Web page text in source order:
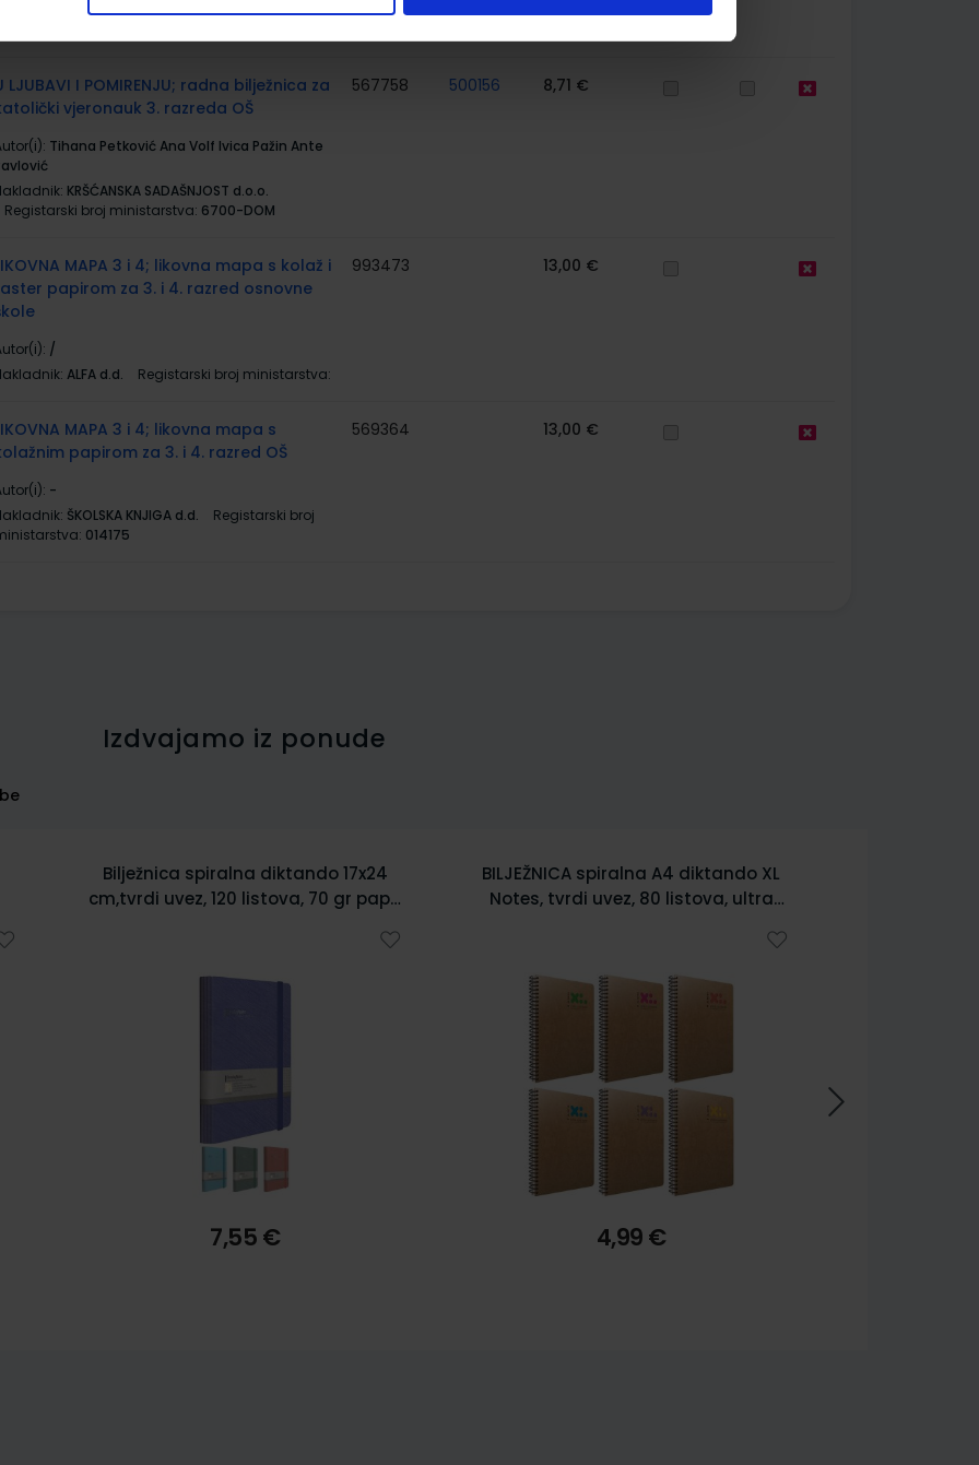
KRŠĆANSKA SADAŠNJOST d.o.o.
LJUBAVI I POMIRENJU; radna bilježnica za
vjeronauk 3. razreda OŠ
Tihana Petković Ana Volf Ivica Pažin Ante
KRŠĆANSKA SADAŠNJOST d.o.o.
Registarski broj ministarstva: 6700-DOM
567758 500156 8,71 €
MAPA 3 i 4; likovna mapa s kolaž i
papirom za 3. i 4. razred osnovne
/
ALFA d.d. Registarski broj ministarstva:
993473 13,00 €
MAPA 3 i 4; likovna mapa s
papirom za 3. i 4. razred OŠ
-
ŠKOLSKA KNJIGA d.d.
Registarski broj
014175
569364 13,00 €
Izdvajamo iz ponude
BILJEŽNICA spiralna A4 diktando XL
Notes, tvrdi uvez, 80 listova, ultra
4,99 €
BILJEŽNICA spiralna A4 karo XoXo,
tvrdi uvez, 80 listova, 70 gr papir
3,74 €